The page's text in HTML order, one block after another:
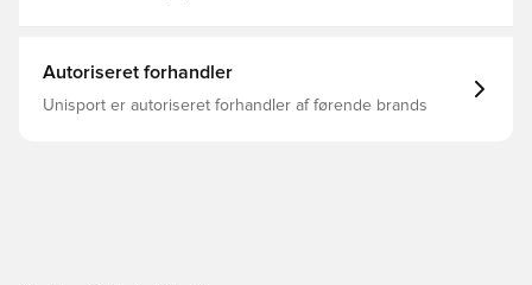
Autoriseret forhandler
Unisport er autoriseret forhandler af førende brands